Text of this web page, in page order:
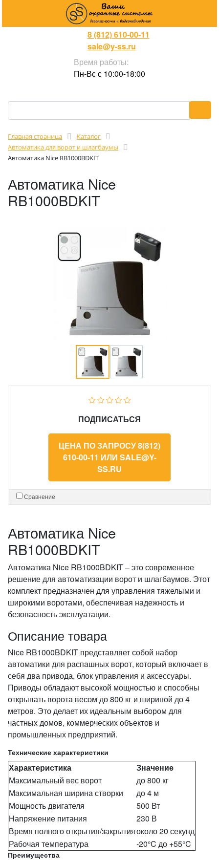
8 (812) 610-00-11
sale@y-ss.ru
Время работы:
Пн-Вс с 10:00-18:00
Главная страница
Каталог
Автоматика для ворот и шлагбаумы
Автоматика Nice RB1000BDKIT
Автоматика Nice
RB1000BDKIT
ПОДПИСАТЬСЯ
ЦЕНА ПО ЗАПРОСУ 8(812)
610-00-11 ИЛИ SALE@Y-
SS.RU
Сравнение
Автоматика Nice
RB1000BDKIT
Автоматика Nice RB1000BDKIT – это современное
решение для автоматизации ворот и шлагбаумов. Этот
комплект предназначен для управления тяжелыми и
широкими воротами, обеспечивая надежность и
безопасность эксплуатации.
Описание товара
Nice RB1000BDKIT представляет собой набор
автоматики для распашных ворот, который включает в
себя два привода, блок управления и аксессуары.
Приводы обладают высокой мощностью и способны
открывать ворота весом до 800 кг и шириной до 4
метров. Это делает их идеальным выбором для
частных домов, коммерческих объектов и
промышленных предприятий.
Технические характеристики
Характеристика
Значение
Максимальный вес ворот
до 800 кг
Максимальная ширина створки
до 4 м
Мощность двигателя
500 Вт
Напряжение питания
230 В
Время полного открытия/закрытияоколо 20 секунд
Рабочая температура
-20°C до +55°C
Преимущества